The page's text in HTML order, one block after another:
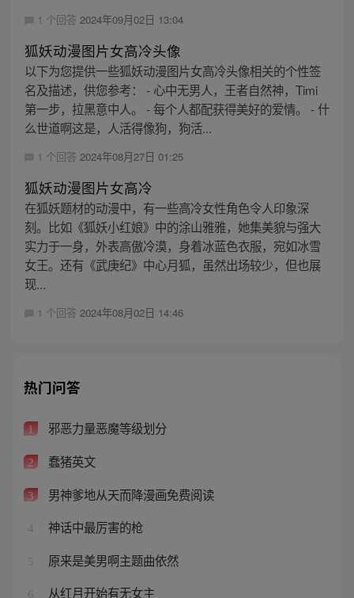
1 个回答 2024年09月02日 13:04
狐妖动漫图片女高冷头像
以下为您提供一些狐妖动漫图片女高冷头像相关的个性签
名及描述，供您参考： - 心中无男人，王者自然神，Timi
第一步，拉黑意中人。 - 每个人都配获得美好的爱情。 - 什
么世道啊这是，人活得像狗，狗活...
1 个回答 2024年08月27日 01:25
狐妖动漫图片女高冷
在狐妖题材的动漫中，有一些高冷女性角色令人印象深
刻。比如《狐妖小红娘》中的涂山雅雅，她集美貌与强大
实力于一身，外表高傲冷漠，身着冰蓝色衣服，宛如冰雪
女王。还有《武庚纪》中心月狐，虽然出场较少，但也展
现...
1 个回答 2024年08月02日 14:46
热门问答
1 邪恶力量恶魔等级划分
2 蠢猪英文
3 男神爹地从天而降漫画免费阅读
4 神话中最厉害的枪
5 原来是美男啊主题曲依然
6 从红月开始有无女主